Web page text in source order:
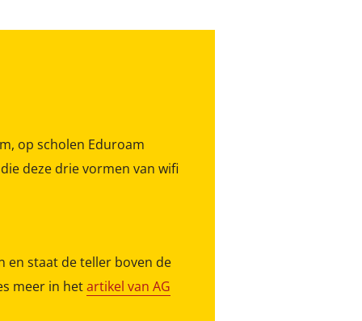
op scholen Eduroam
deze drie vormen van wifi
en staat de teller boven de
meer in hetartikel van AG